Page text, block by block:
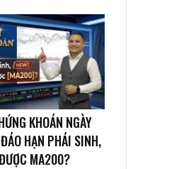
KHOÁN NGÀY
HẠN PHÁI SINH,
MA200?